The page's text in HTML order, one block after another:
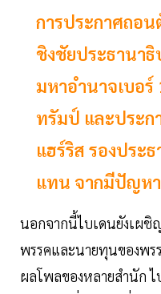
การประกาศถอน
ชิงชัยประธานาธิ
มหาอำนาจเบอร์
ทรัมป์ และประ
แฮร์ริส รองประ
แทน จากมีปัญห
นอกจากนี้ไบเดนยังเผ
พรรคและนายทุนของพร
ผลโพลของหลายสำนัก